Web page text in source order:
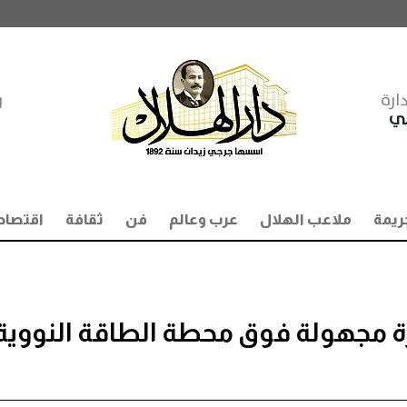
ملاعب الهلال عرب وعالم فن ثقافة
مسيرة مجهولة فوق محطة الطاقة